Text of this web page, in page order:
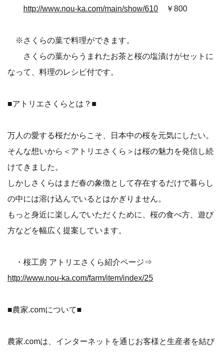
http://www.nou-ka.com/main/show/610 ￥800
※さくらの葉で料理ができます。
さくらの葉からうまれたお茶と桜の塩漬けがセットに
なって、料理のレシピ付です。
■アトリエさくらとは？■
万人の愛する桜だからこそ、日本中の桜を元気にしたい。
そんな想いから＜アトリエさくら＞は桜の魅力を発信し続
けてきました。
しかしさくらはまだ春の象徴として存在するだけで暮らし
の中には溶け込んでいるとはかぎりません。
もっと身近に楽しんでいただくために、桜の食べ方、遊び
方などを幅広く提案しています。
・桜工房 アトリエさくら紹介ページ⇒
http://www.nou-ka.com/farm/item/index/25
■農家.comについて■
農家.comは、インターネットを通じお客様と生産者を結び